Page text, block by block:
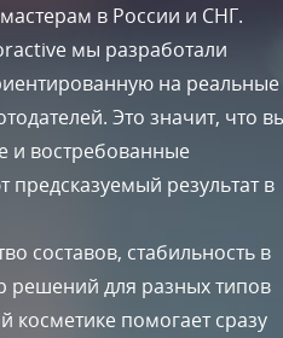
в России и СНГ.
мы разработали
на реальные
Это значит, что
и востребованные
результат в
составов, стабильность в
для разных типов
косметике помогает сразу